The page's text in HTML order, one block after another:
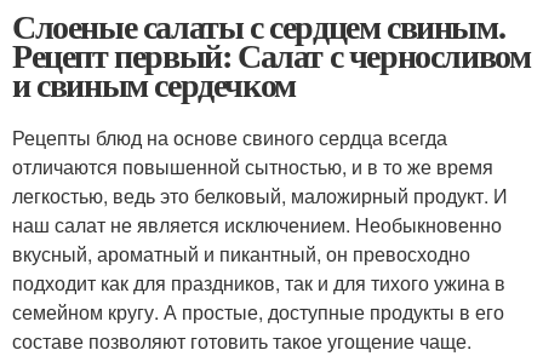
Слоеные салаты с сердцем свиным.
Рецепт первый: Салат с черносливом
и свиным сердечком
Рецепты блюд на основе свиного сердца всегда
отличаются повышенной сытностью, и в то же время
легкостью, ведь это белковый, маложирный продукт. И
наш салат не является исключением. Необыкновенно
вкусный, ароматный и пикантный, он превосходно
подходит как для праздников, так и для тихого ужина в
семейном кругу. А простые, доступные продукты в его
составе позволяют готовить такое угощение чаще.